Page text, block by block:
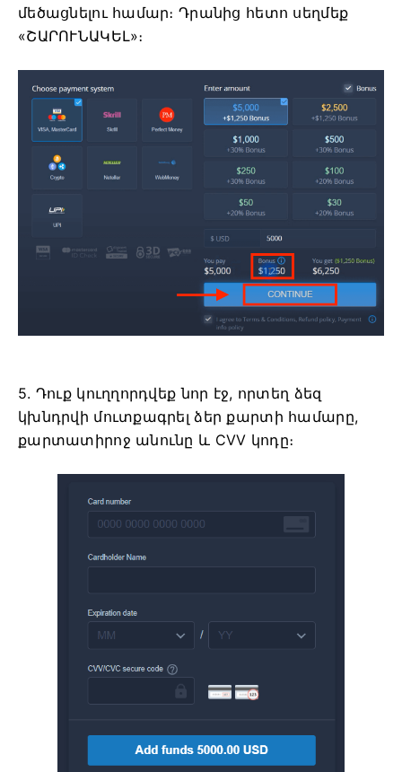
մեծացնելու համար։ Դրանից հետո սեղմեք
«ՇԱՐՈՒՆԱԿԵԼ»։
5. Դուք կուղղորդվեք նոր էջ, որտեղ ձեզ
կխնդրվի մուտքագրել ձեր քարտի համարը,
քարտատիրոջ անունը և CVV կոդը։